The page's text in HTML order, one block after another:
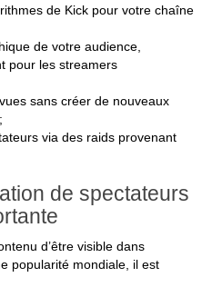
de Kick pour votre chaîne
de votre audience,
pour les streamers
sans créer de nouveaux
via des raids provenant
de spectateurs
d’être visible dans
popularité mondiale, il est